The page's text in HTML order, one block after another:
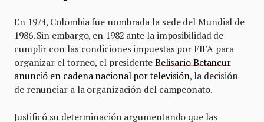
En 1974, Colombia fue nombrada la sede del Mundial de
1986. Sin embargo, en 1982 ante la imposibilidad de
cumplir con las condiciones impuestas por FIFA para
organizar el torneo, el presidente Belisario Betancur
anunció en cadena nacional por televisión, la decisión
de renunciar a la organización del campeonato.
Justificó su determinación argumentando que las